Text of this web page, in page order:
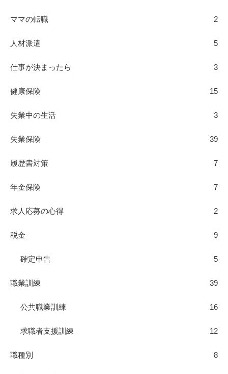
ママの転職 2
人材派遣 5
仕事が決まったら 3
健康保険 15
失業中の生活 3
失業保険 39
履歴書対策 7
年金保険 7
求人応募の心得 2
税金 9
確定申告 5
職業訓練 39
公共職業訓練 16
求職者支援訓練 12
職種別 8